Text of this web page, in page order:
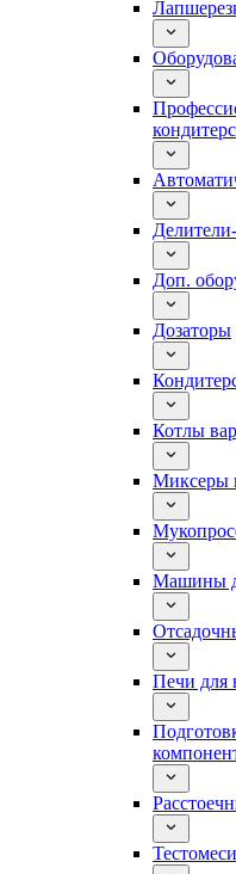
Доп.
Дозаторы
Котлы
Миксеры
Машины
Печи для